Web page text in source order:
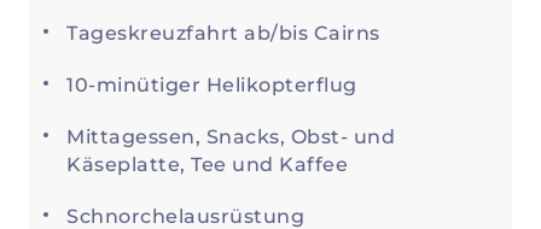
Tageskreuzfahrt ab/bis Cairns
10-minütiger Helikopterflug
Mittagessen, Snacks, Obst- und
Käseplatte, Tee und Kaffee
Schnorchelausrüstung